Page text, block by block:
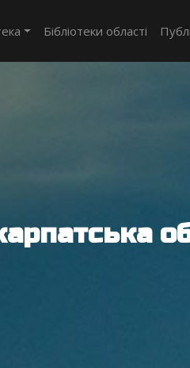
Бібліотеки області